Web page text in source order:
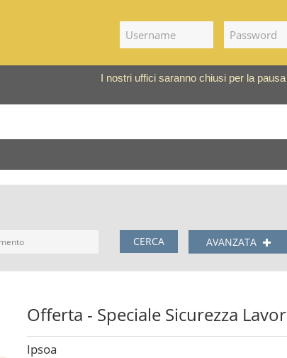
I nostri uffici saranno chiusi per la
CERCA AVANZATA
Offerta - Speciale Sicurezza
Ipsoa